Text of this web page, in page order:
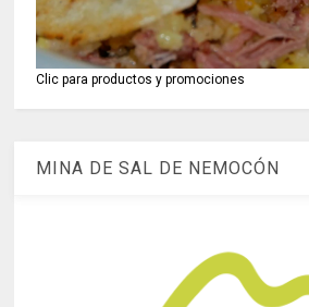
Clic para productos y promociones
MINA DE SAL DE NEMOCÓN